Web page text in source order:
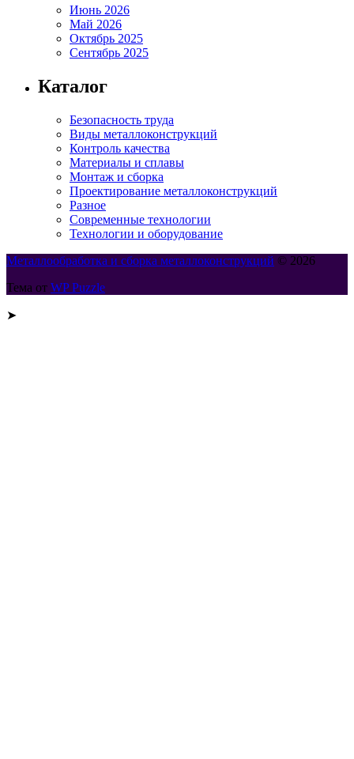
Июнь 2026
Май 2026
Октябрь 2025
Сентябрь 2025
Каталог
Безопасность труда
Виды металлоконструкций
Контроль качества
Материалы и сплавы
Монтаж и сборка
Проектирование металлоконструкций
Разное
Современные технологии
Технологии и оборудование
Металлообработка и сборка металлоконструкций © 2026
Тема от WP Puzzle
➤